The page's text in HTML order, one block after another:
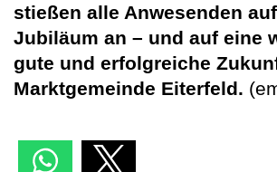
stießen alle Anwesenden
Jubiläum an – und auf eine
gute und erfolgreiche
Marktgemeinde Eiterfeld.